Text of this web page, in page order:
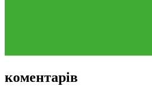
коментарів